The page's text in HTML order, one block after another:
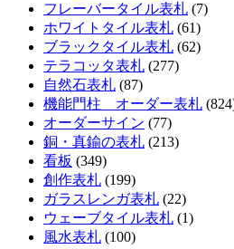
フレーバータイル表札 (7)
ホワイトタイル表札 (61)
ブラックタイル表札 (62)
テラコッタ表札 (277)
自然石表札 (87)
機能門柱 オーダー表札
オーダーサイン (77)
銅・真鍮の表札 (213)
看板 (349)
創作表札 (199)
ガラスレンガ表札 (22)
ウェーブタイル表札 (1)
風水表札 (100)